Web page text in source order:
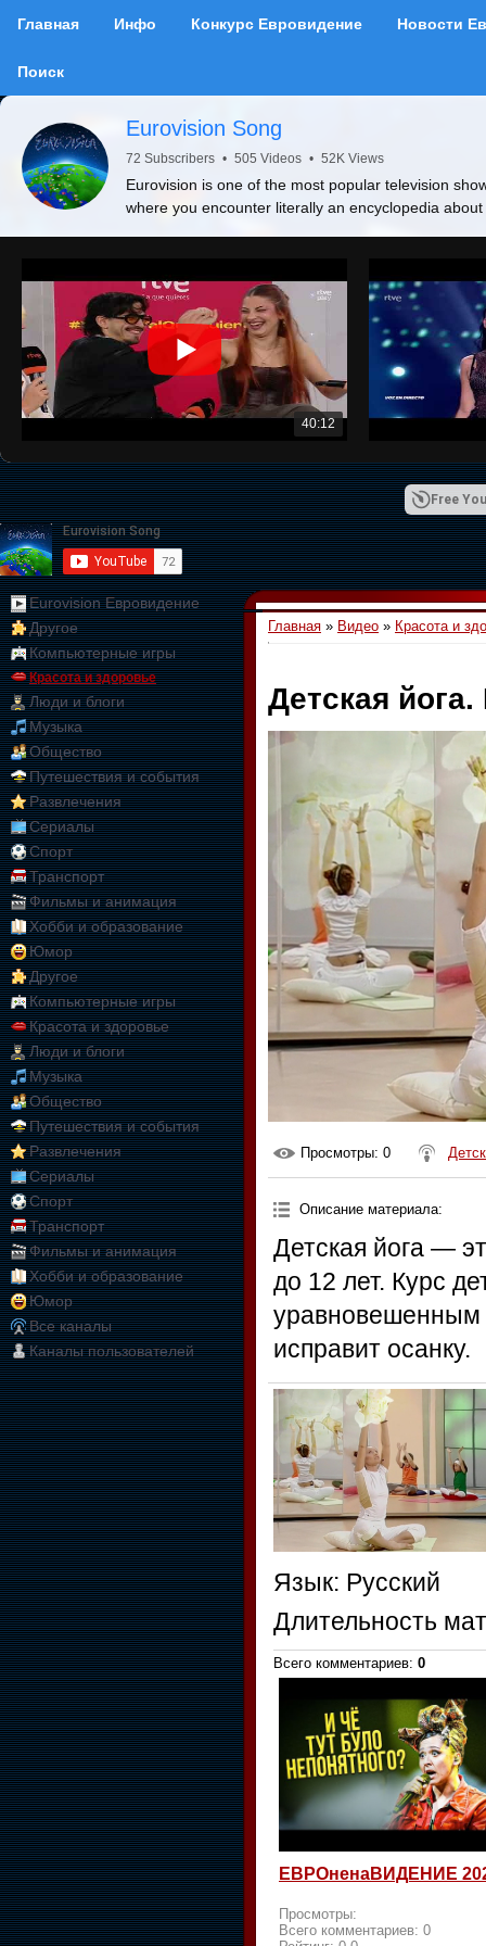
Главная Инфо Конкурс Евровидение Новости
Поиск
Eurovision Song
72 Subscribers • 505 Videos • 52K Views
Eurovision is one of the most popular television
where you encounter literally an encyclopedia
40:12
Free
Eurovision Евровидение
Другое
Компьютерные игры
Красота и здоровье
Люди и блоги
Музыка
Общество
Путешествия и события
Развлечения
Сериалы
Спорт
Транспорт
Фильмы и анимация
Хобби и образование
Юмор
Другое
Компьютерные игры
Красота и здоровье
Люди и блоги
Музыка
Общество
Путешествия и события
Развлечения
Сериалы
Спорт
Транспорт
Фильмы и анимация
Хобби и образование
Юмор
Все каналы
Каналы пользователей
Главная » Видео » Красота и
Детская
Просмотры: 0
Описание материала:
Детская йога —
до 12 лет. Курс
уравновешенным
исправит осанку.
Язык: Русский
Длительность
Всего комментариев: 0
ЕВРОненаВИДЕНИЕ
Просмотры:
Всего комментариев: 0